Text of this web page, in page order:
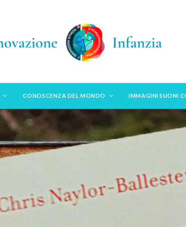
CONOSCENZA DEL MONDO IMMAGINI SUONI